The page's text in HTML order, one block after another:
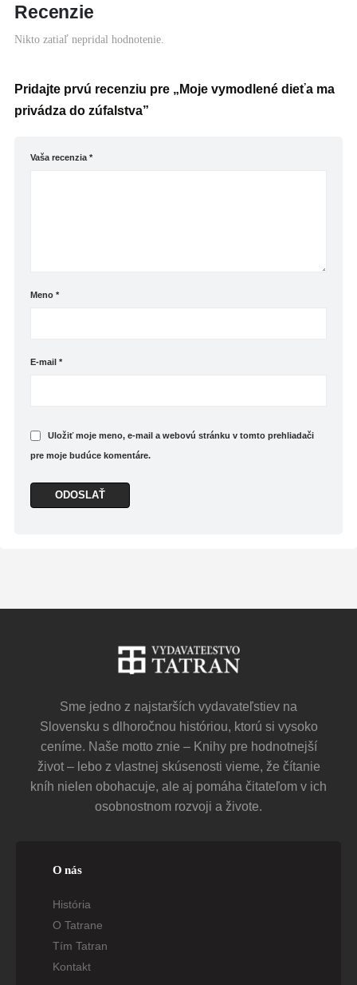
Recenzie
Nikto zatiaľ nepridal hodnotenie.
Pridajte prvú recenziu pre „Moje vymodlené dieťa ma
privádza do zúfalstva”
Vaša recenzia*
Meno*
E-mail*
Uložiť moje meno, e-mail a webovú stránku v tomto prehliadači
pre moje budúce komentáre.
Sme jedno z najstarších vydavateľstiev na
Slovensku s dlhoročnou históriou, ktorú si vysoko
ceníme. Naše motto znie – Knihy pre hodnotnejší
život – lebo z vlastnej skúsenosti vieme, že čítanie
kníh nielen obohacuje, ale aj pomáha čitateľom v ich
osobnostnom rozvoji a živote.
O nás
História
O Tatrane
Tím Tatran
Kontakt